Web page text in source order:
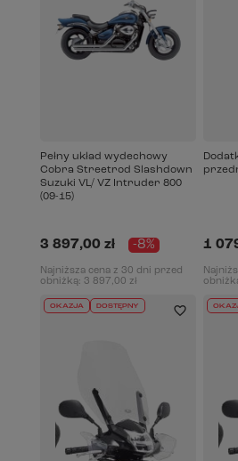
Pełny układ wydechowy
Cobra Streetrod Slashdown
Suzuki VL/ VZ Intruder 800
(09-15)
3 897,00 zł -8%
Najniższa cena z 30 dni przed
obniżką: 3 897,00 zł
1
OKAZJA DOSTĘPNY